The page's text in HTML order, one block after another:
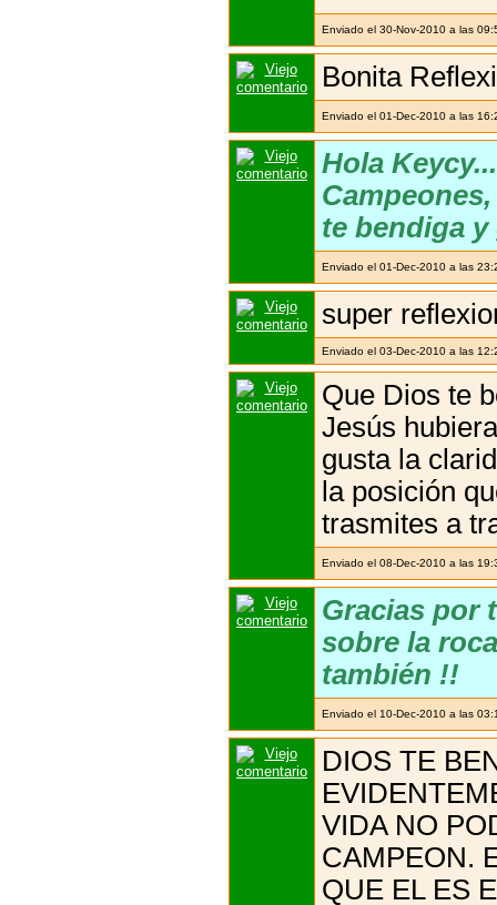
Enviado el 30-Nov-2010 a las
Bonita
Enviado el 01-Dec-2010 a las
Hola
te bendiga
Enviado el 01-Dec-2010 a las
super
Enviado el 03-Dec-2010 a las
Que Dios te
Jesús
gusta la
la posición
trasmites a
Enviado el 08-Dec-2010 a las
Gracias por
sobre la
también !!
Enviado el 10-Dec-2010 a las
DIOS TE
VIDA NO
CAMPEON.
QUE EL ES